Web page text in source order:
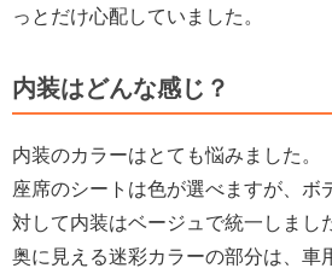
っとだけ心配していました。
内装はどんな感じ？
内装のカラーはとても悩みました。
座席のシートは色が選べますが、ボ
対して内装はベージュで統一しまし
奥に見える迷彩カラーの部分は、車